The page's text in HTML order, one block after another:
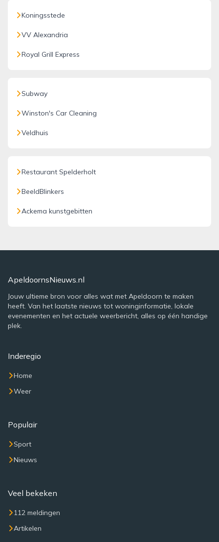
Koningsstede
VV Alexandria
Royal Grill Express
Subway
Winston's Car Cleaning
Veldhuis
Restaurant Spelderholt
BeeldBlinkers
Ackema kunstgebitten
ApeldoornsNieuws.nl
Jouw ultieme bron voor alles wat met Apeldoorn te maken
heeft. Van het laatste nieuws tot woninginformatie, lokale
evenementen en het actuele weerbericht, alles op één handige
plek.
Inderegio
Home
Weer
Populair
Sport
Nieuws
Veel bekeken
112 meldingen
Artikelen